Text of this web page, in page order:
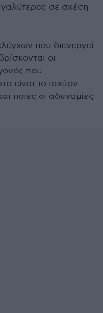
σε σχέση
που διενεργεί
οι
που
είναι το ισχύον
ποιες οι αδυναμίες